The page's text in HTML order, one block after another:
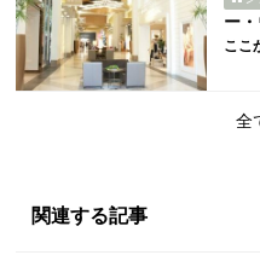
ー
ここ
全
関連する記事